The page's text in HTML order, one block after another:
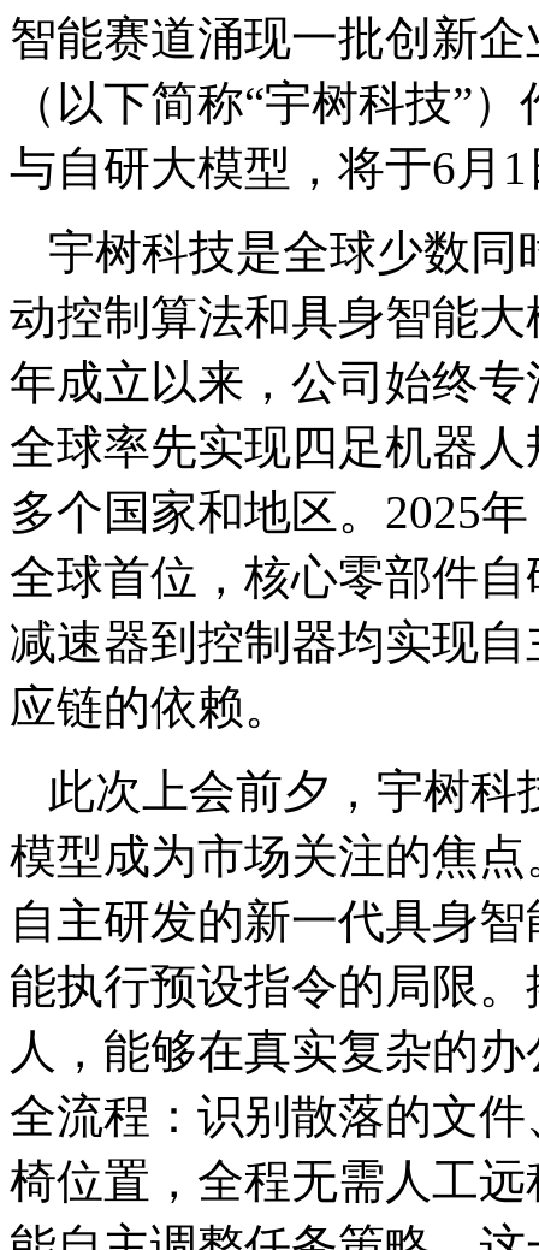
智能赛道涌现一批创新
（以下简称“宇树科技”
与自研大模型，将于6月
宇树科技是全球少数同
动控制算法和具身智能
年成立以来，公司始终
全球率先实现四足机器
多个国家和地区。2025
全球首位，核心零部件
减速器到控制器均实现
应链的依赖。
此次上会前夕，宇树
模型成为市场关注的焦
自主研发的新一代具身
能执行预设指令的局限
人，能够在真实复杂的
全流程：识别散落的文
椅位置，全程无需人工